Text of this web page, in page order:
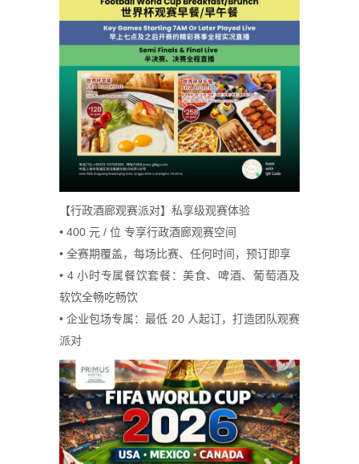
【行政酒廊观赛派对】私享级观赛体验
• 400 元 / 位 专享行政酒廊观赛空间
• 全赛期覆盖，每场比赛、任何时间，预订即享
• 4 小时专属餐饮套餐：美食、啤酒、葡萄酒及
软饮全畅吃畅饮
• 企业包场专属：最低 20 人起订，打造团队观赛
派对